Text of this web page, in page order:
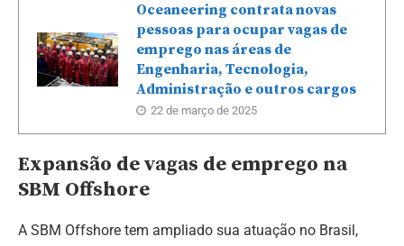
Oceaneering contrata novas
pessoas para ocupar vagas de
emprego nas áreas de
Engenharia, Tecnologia,
Administração e outros cargos
22 de março de 2025
Expansão de vagas de emprego na
SBM Offshore
A SBM Offshore tem ampliado sua atuação no Brasil,